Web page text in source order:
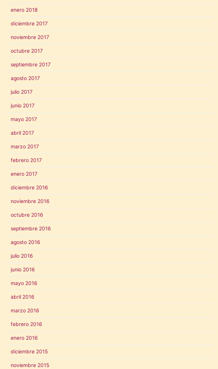
enero 2018
diciembre 2017
noviembre 2017
octubre 2017
septiembre 2017
agosto 2017
julio 2017
junio 2017
mayo 2017
abril 2017
marzo 2017
febrero 2017
enero 2017
diciembre 2016
noviembre 2016
octubre 2016
septiembre 2016
agosto 2016
julio 2016
junio 2016
mayo 2016
abril 2016
marzo 2016
febrero 2016
enero 2016
diciembre 2015
noviembre 2015